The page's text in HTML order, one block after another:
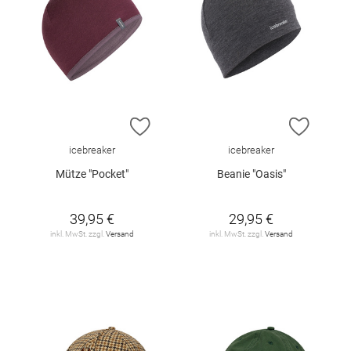
ZUR WUNSCHLISTE HINZUFÜGEN
icebreaker
Mütze "Pocket"
39,95 €
inkl. MwSt. zzgl. Versand
ZUR
icebreaker
Beanie "Oasis"
29,95 €
inkl. MwSt. zzgl. Versand